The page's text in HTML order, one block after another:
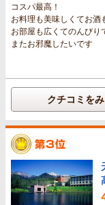
コスパ最高！
お料理も美味しくてお酒
お部屋も広くてのんびり
またお邪魔したいです
クチコミを